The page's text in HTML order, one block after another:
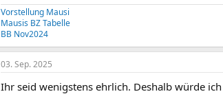
Vorstellung Mausi
Mausis BZ Tabelle
BB Nov2024
03. Sep. 2025
Ihr seid wenigstens ehrlich. Deshalb würde